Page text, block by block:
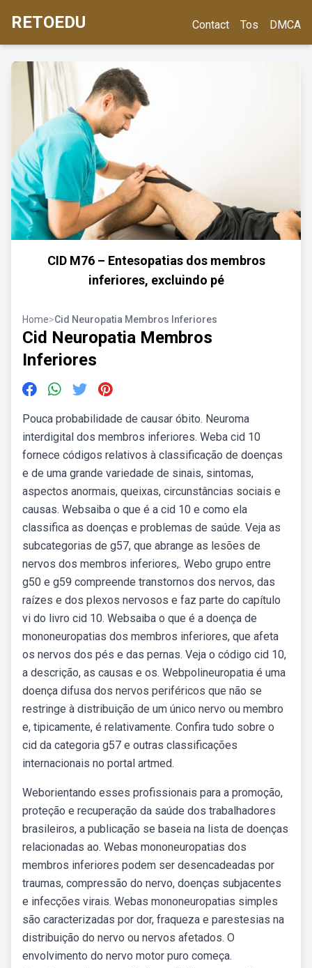
RETOEDU Contact Tos DMCA
CID M76 – Entesopatias dos membros
inferiores, excluindo pé
Home>Cid Neuropatia Membros Inferiores
Cid Neuropatia Membros
Inferiores
Pouca probabilidade de causar óbito. Neuroma
interdigital dos membros inferiores. Weba cid 10
fornece códigos relativos à classificação de doenças
e de uma grande variedade de sinais, sintomas,
aspectos anormais, queixas, circunstâncias sociais e
causas. Websaiba o que é a cid 10 e como ela
classifica as doenças e problemas de saúde. Veja as
subcategorias de g57, que abrange as lesões de
nervos dos membros inferiores,. Webo grupo entre
g50 e g59 compreende transtornos dos nervos, das
raízes e dos plexos nervosos e faz parte do capítulo
vi do livro cid 10. Websaiba o que é a doença de
mononeuropatias dos membros inferiores, que afeta
os nervos dos pés e das pernas. Veja o código cid 10,
a descrição, as causas e os. Webpolineuropatia é uma
doença difusa dos nervos periféricos que não se
restringe à distribuição de um único nervo ou membro
e, tipicamente, é relativamente. Confira tudo sobre o
cid da categoria g57 e outras classificações
internacionais no portal artmed.
Weborientando esses profissionais para a promoção,
proteção e recuperação da saúde dos trabalhadores
brasileiros, a publicação se baseia na lista de doenças
relacionadas ao. Webas mononeuropatias dos
membros inferiores podem ser desencadeadas por
traumas, compressão do nervo, doenças subjacentes
e infecções virais. Webas mononeuropatias simples
são caracterizadas por dor, fraqueza e parestesias na
distribuição do nervo ou nervos afetados. O
envolvimento do nervo motor puro começa.